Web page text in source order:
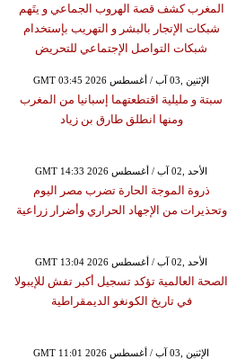
المغرب كشف قصة الهروب الجماعي و يتَهم
شبكات الإتجار بالبشر و التهريب بإستخدام
شبكات التواصل الإجتماعي للتحريض
GMT 03:45 2026 الإثنين ,03 آب / أغسطس
سبتة و مليلية اقتطعتهما إسبانيا من المغرب
ومنها انطلق طارق بن زياد
GMT 14:33 2026 الأحد ,02 آب / أغسطس
ذروة الموجة الحارة تضرب مصر اليوم
وتحذيرات من الإجهاد الحراري وأضرار زراعية
GMT 13:04 2026 الأحد ,02 آب / أغسطس
الصحة العالمية تؤكد تسجيل أكبر تفش للإيبولا
في تاريخ الكونغو الديمقراطية
GMT 11:01 2026 الإثنين ,03 آب / أغسطس